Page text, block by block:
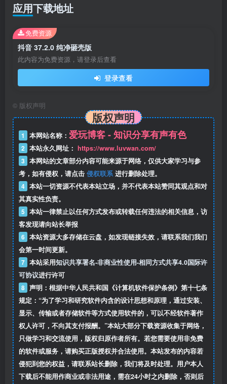
应用下载地址
抖音 37.2.0 纯净砸壳版
此内容为免费资源，请登录后查看
登录查看
免费资源
© 版权声明
版权声明
1 本网站名称： 爱玩博客 - 知识分享有声有色
2 本站永久网址： https://www.luvwan.com/
3 本网站的文章部分内容可能来源于网络，仅供大家学习与参
考，如有侵权，请点击 侵权联系 进行删除处理。
4 本站一切资源不代表本站立场，并不代表本站赞同其观点和对
其真实性负责。
5 本站一律禁止以任何方式发布或转载任何违法的相关信息，访
客发现请向站长举报
6 本站资源大多存储在云盘，如发现链接失效，请联系我们我们
会第一时间更新。
7 本站采用知识共享署名-非商业性使用-相同方式共享4.0国际许
可协议进行许可
8 声明：根据中华人民共和国《计算机软件保护条例》第十七条
规定：“为了学习和研究软件内含的设计思想和原理，通过安装、
显示、传输或者存储软件等方式使用软件的，可以不经软件著作
权人许可，不向其支付报酬。”本站大部分下载资源收集于网络，
只做学习和交流使用，版权归原作者所有。若您需要使用非免费
的软件或服务，请购买正版授权并合法使用。本站发布的内容若
侵犯到您的权益，请联系站长删除，我们将及时处理。用户本人
下载后不能用作商业或非法用途，需在24小时之内删除，否则后